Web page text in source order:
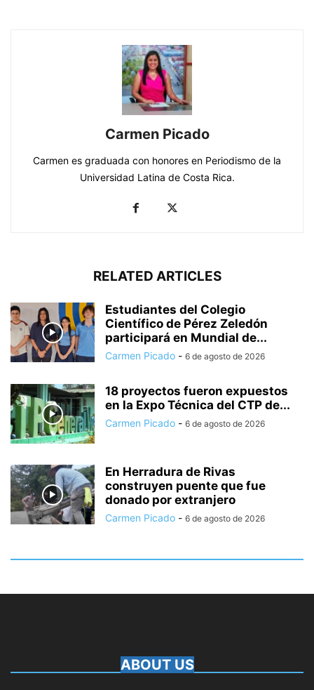
Carmen Picado
Carmen es graduada con honores en Periodismo de la
Universidad Latina de Costa Rica.
RELATED ARTICLES
Estudiantes del Colegio
Científico de Pérez Zeledón
participará en Mundial de...
Carmen Picado - 6 de agosto de 2026
18 proyectos fueron expuestos
en la Expo Técnica del CTP de...
Carmen Picado - 6 de agosto de 2026
En Herradura de Rivas
construyen puente que fue
donado por extranjero
Carmen Picado - 6 de agosto de 2026
ABOUT US